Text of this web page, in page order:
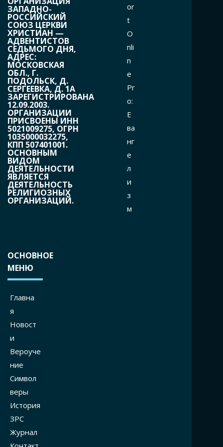
ЗАПАДНО-
РОССИЙСКИЙ
СОЮЗ ЦЕРКВИ
ХРИСТИАН —
АДВЕНТИСТОВ
СЕДЬМОГО ДНЯ,
АДРЕС:
МОСКОВСКАЯ
ОБЛ., Г.
ПОДОЛЬСК, Д.
СЕРГЕЕВКА, Д. 1А
ЗАРЕГИСТРИРОВАНА
12.09.2003.
ОРГАНИЗАЦИИ
ПРИСВОЕНЫ ИНН
5021009275, ОГРН
1035000032275,
КПП 507401001.
ОСНОВНЫМ
ВИДОМ
ДЕЯТЕЛЬНОСТИ
ЯВЛЯЕТСЯ
ДЕЯТЕЛЬНОСТЬ
РЕЛИГИОЗНЫХ
ОРГАНИЗАЦИЙ.
or
t
O
nli
n
e
Pr
o:
Е
ва
нг
е
л
и
з
м
ОСНОВНОЕ
МЕНЮ
Главна
я
Новост
и
Вероуче
ние
Символ
веры
История
ЗРС
Журнал